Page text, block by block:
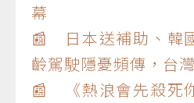
幕
📰 日本送補助、韓
齡駕駛隱憂頻傳，台
📰 《熱浪會先殺死